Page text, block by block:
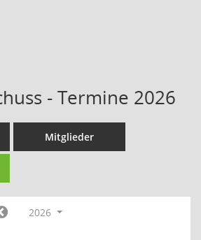
- Termine 2026
Mitglieder
2026